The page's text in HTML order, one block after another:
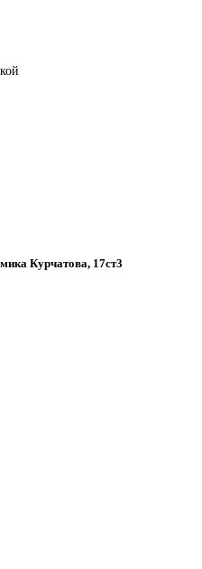
Курчатова, 17ст3